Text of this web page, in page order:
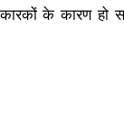
के कारण हो